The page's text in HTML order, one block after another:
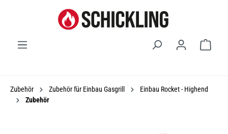
Zubehör Zubehör für Einbau Gasgrill
Einbau Rocket - Highend
Zubehör